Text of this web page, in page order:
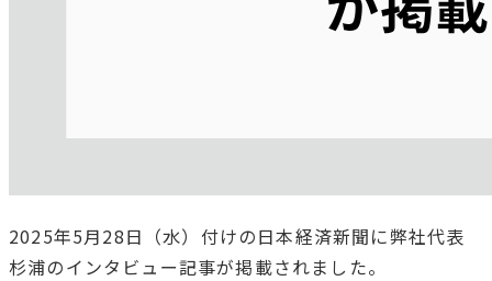
2025年5月28日（水）付けの日本経済新聞に弊社代表
杉浦のインタビュー記事が掲載されました。